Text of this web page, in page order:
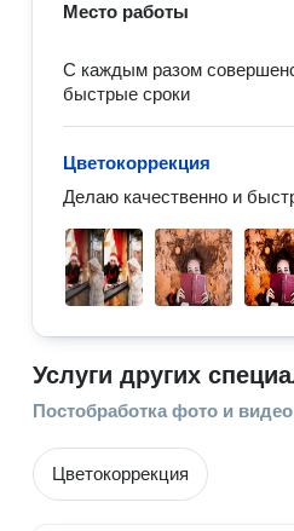
Место работы
С каждым разом
быстрые сроки
Цветокоррекция
Делаю качественно и
Услуги других
Постобработка фото и видео
Цветокоррекция